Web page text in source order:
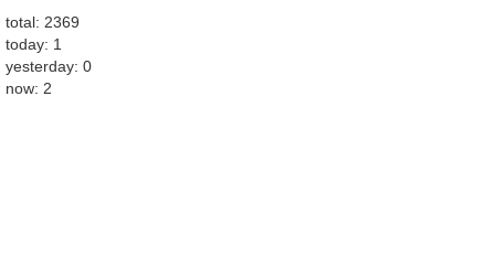
total: 2369
today: 1
yesterday: 0
now: 2